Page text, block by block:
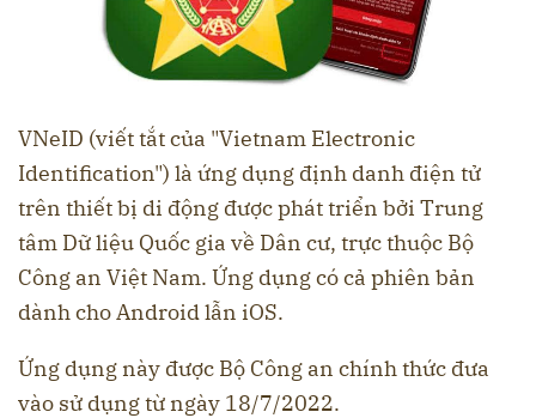
VNeID (viết tắt của "Vietnam Electronic
Identification") là ứng dụng định danh điện tử
trên thiết bị di động được phát triển bởi Trung
tâm Dữ liệu Quốc gia về Dân cư, trực thuộc Bộ
Công an Việt Nam. Ứng dụng có cả phiên bản
dành cho Android lẫn iOS.
Ứng dụng này được Bộ Công an chính thức đưa
vào sử dụng từ ngày 18/7/2022.